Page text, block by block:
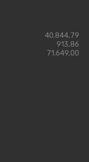
40.844,79
913,86
71.649,00